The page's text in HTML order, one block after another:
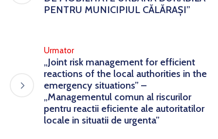
PENTRU MUNICIPIUL CĂLĂRAȘI”
Urmator
„Joint risk management for efficient
reactions of the local authorities in the
emergency situations” –
„Managementul comun al riscurilor
pentru reactii eficiente ale autoritatilor
locale in situatii de urgenta”